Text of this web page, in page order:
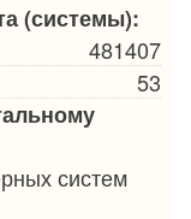
(системы):
481407
53
систем